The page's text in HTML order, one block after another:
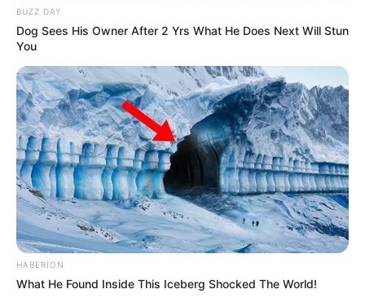
142
22:24 / 05 Avqust 2026 CƏMİYYƏT
Daha üç küçədətəmir işlərinə başlanılır
BUZZ DAY
Dog Sees His Owner After 2 Yrs What He Does Next Will Stun
You
HABERION
What He Found Inside This Iceberg Shocked The World!